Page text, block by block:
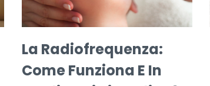
La Radiofrequenza:
Come Funziona E In